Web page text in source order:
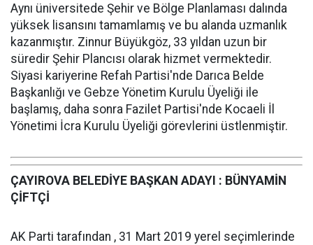
Aynı üniversitede Şehir ve Bölge Planlaması dalında
yüksek lisansını tamamlamış ve bu alanda uzmanlık
kazanmıştır. Zinnur Büyükgöz, 33 yıldan uzun bir
süredir Şehir Plancısı olarak hizmet vermektedir.
Siyasi kariyerine Refah Partisi'nde Darıca Belde
Başkanlığı ve Gebze Yönetim Kurulu Üyeliği ile
başlamış, daha sonra Fazilet Partisi'nde Kocaeli İl
Yönetimi İcra Kurulu Üyeliği görevlerini üstlenmiştir.
ÇAYIROVA BELEDİYE BAŞKAN ADAYI : BÜNYAMİN
ÇİFTÇİ
AK Parti tarafından , 31 Mart 2019 yerel seçimlerinde